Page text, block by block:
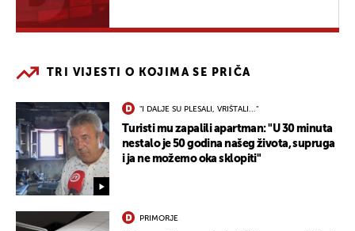
TRI VIJESTI O KOJIMA SE PRIČA
"I DALJE SU PLESALI, VRIŠTALI..."
Turisti mu zapalili apartman: "U 30 minuta
nestalo je 50 godina našeg života, supruga
i ja ne možemo oka sklopiti"
PRIMORJE